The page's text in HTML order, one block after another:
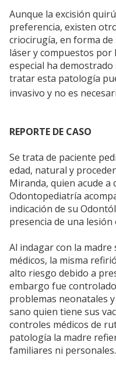
Aunque la excisión
preferencia, existen
criocirugía, en forma
láser y compuestos por
especial ha
tratar esta patología
invasivo y no es
REPORTE DE CASO
Se trata de paciente
edad, natural y
Miranda, quien acude a
Odontopediatría
indicación de su
presencia de una lesión
Al indagar con la
médicos, la misma
alto riesgo debido a
embargo fue
problemas neonatales
sano quien tiene sus
controles médicos de
patología la madre
familiares ni personales.